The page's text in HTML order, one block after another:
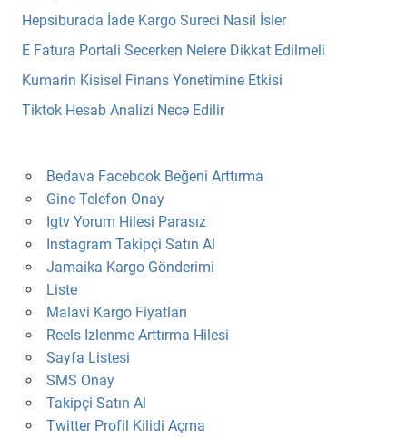
Hepsiburada İade Kargo Sureci Nasil İsler
E Fatura Portali Secerken Nelere Dikkat Edilmeli
Kumarin Kisisel Finans Yonetimine Etkisi
Tiktok Hesab Analizi Necə Edilir
Bedava Facebook Beğeni Arttırma
Gine Telefon Onay
Igtv Yorum Hilesi Parasız
Instagram Takipçi Satın Al
Jamaika Kargo Gönderimi
Liste
Malavi Kargo Fiyatları
Reels Izlenme Arttırma Hilesi
Sayfa Listesi
SMS Onay
Takipçi Satın Al
Twitter Profil Kilidi Açma